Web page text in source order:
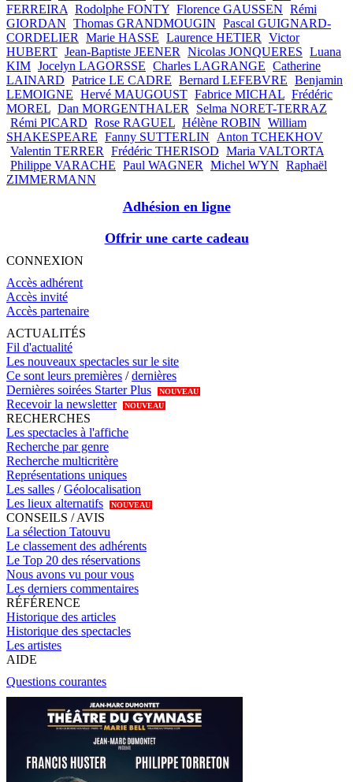
FERREIRA Rodolphe FONTY Florence GAUSSEN Rémi
GIORDAN Thomas GRANDMOUGIN Pascal GUIGNARD-
CORDELIER
Marie HASSE Laurence HETIER
Victor
HUBERT Jean-Baptiste JEENER Nicolas JONQUERES Luana
KIM Jocelyn LAGORSSE Charles LAGRANGE Catherine
LAINARD Patrice LE CADRE Bernard LEFEBVRE Benjamin
LEMOIGNE Hervé MAUGOUST Fabrice MICHAL Frédéric
MOREL Dan MORGENTHALER
Selma NORET-TERRAZ
Rémi PICARD Rose RAGUEL Hélène ROBIN William
SHAKESPEARE Fanny SUTTERLIN
Anton TCHEKHOV
Valentin TERRER
Frédéric THERISOD Maria VALTORTA
Philippe VARACHE Paul WAGNER Michel WYN Raphaël
ZIMMERMANN
Adhésion en ligne
Offrir une carte cadeau
CONNEXION
Accès adhérent
Accès invité
Accès partenaire
ACTUALITÉS
Fil d'actualité
Les nouveaux spectacles sur le site
Ce sont leurs premières /dernières
Dernières soirées Starter Plus
NOUVEAU
Recevoir la newsletter NOUVEAU
RECHERCHES
Les spectacles à l'affiche
Recherche par genre
Recherche multicritère
Représentations uniques
Les salles /Géolocalisation
Les lieux alternatifs
NOUVEAU
CONSEILS / AVIS
La sélection Tatouvu
Le classement des adhérents
Le Top 20 des réservations
Nous avons vu pour vous
Les derniers commentaires
RÉFÉRENCE
Historique des articles
Historique des spectacles
Les artistes
AIDE
Questions courantes